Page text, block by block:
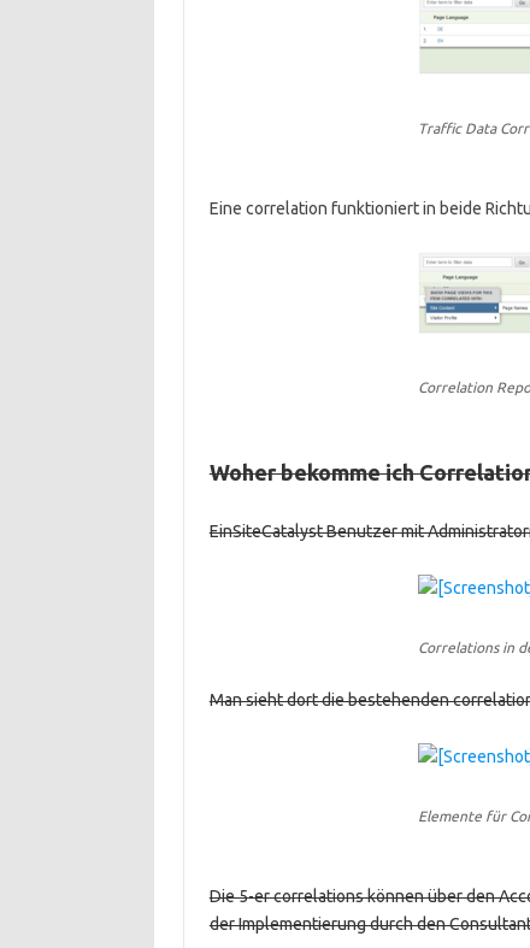
Traffic Data
Eine correlation funktioniert in beide
Correlation
Woher bekomme ich
EinSiteCatalyst Benutzer mit
Correlations in
Man sieht dort die bestehenden
Elemente für
Die 5-er correlations können über den
der Implementierung durch den